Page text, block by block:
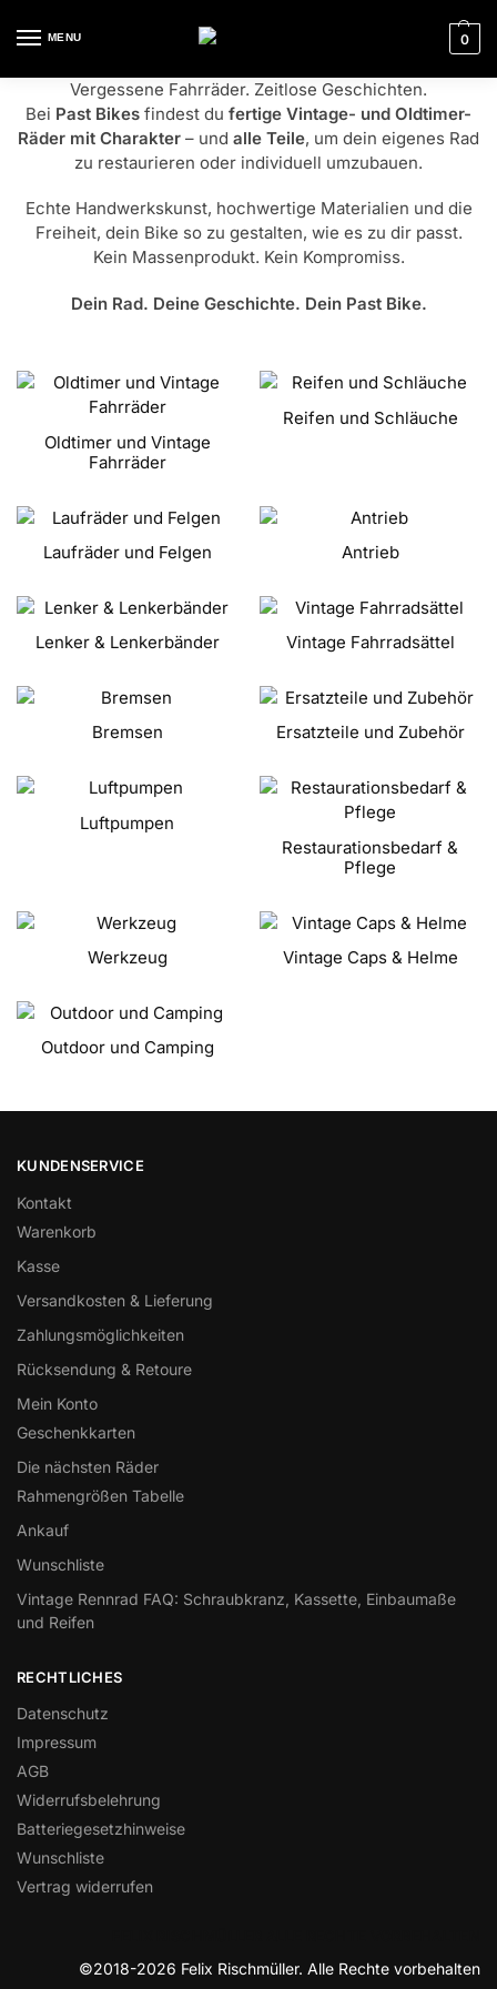
MENU 0
Vergessene Fahrräder. Zeitlose Geschichten.
Bei Past Bikes findest du fertige Vintage- und Oldtimer-
Räder mit Charakter – und alle Teile, um dein eigenes Rad
zu restaurieren oder individuell umzubauen.
Echte Handwerkskunst, hochwertige Materialien und die
Freiheit, dein Bike so zu gestalten, wie es zu dir passt.
Kein Massenprodukt. Kein Kompromiss.
Dein Rad. Deine Geschichte. Dein Past Bike.
Oldtimer und Vintage
Fahrräder
Reifen und Schläuche
Laufräder und Felgen Antrieb
Lenker & Lenkerbänder Vintage Fahrradsättel
Bremsen Ersatzteile und Zubehör
Luftpumpen
Restaurationsbedarf &
Pflege
Werkzeug Vintage Caps & Helme
Outdoor und Camping
KUNDENSERVICE
Kontakt
Warenkorb
Kasse
Versandkosten & Lieferung
Zahlungsmöglichkeiten
Rücksendung & Retoure
Mein Konto
Geschenkkarten
Die nächsten Räder
Rahmengrößen Tabelle
Ankauf
Wunschliste
Vintage Rennrad FAQ: Schraubkranz, Kassette, Einbaumaße
und Reifen
RECHTLICHES
Datenschutz
Impressum
AGB
Widerrufsbelehrung
Batteriegesetzhinweise
Wunschliste
Vertrag widerrufen
©2018-2026 Felix Rischmüller. Alle Rechte vorbehalten